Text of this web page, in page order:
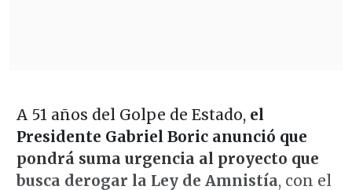
A 51 años del Golpe de Estado, el
Presidente Gabriel Boric anunció que
pondrá suma urgencia al proyecto que
busca derogar la Ley de Amnistía, con el